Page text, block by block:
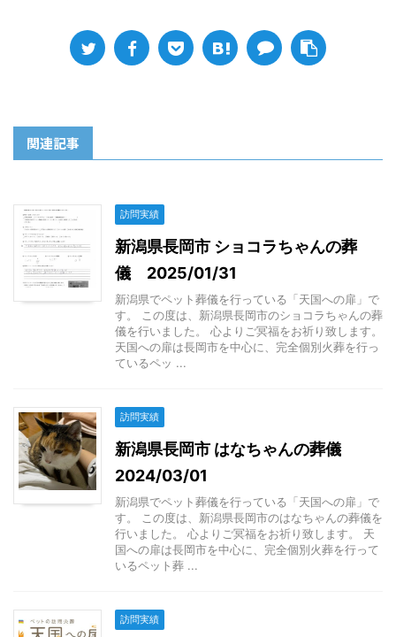
関連記事
訪問実績
新潟県長岡市 ショコラちゃんの葬
儀 2025/01/31
新潟県でペット葬儀を行っている「天国への扉」で
す。 この度は、新潟県長岡市のショコラちゃんの葬
儀を行いました。 心よりご冥福をお祈り致します。
天国への扉は長岡市を中心に、完全個別火葬を行っ
ているペッ ...
訪問実績
新潟県長岡市 はなちゃんの葬儀
2024/03/01
新潟県でペット葬儀を行っている「天国への扉」で
す。 この度は、新潟県長岡市のはなちゃんの葬儀を
行いました。 心よりご冥福をお祈り致します。 天
国への扉は長岡市を中心に、完全個別火葬を行って
いるペット葬 ...
訪問実績